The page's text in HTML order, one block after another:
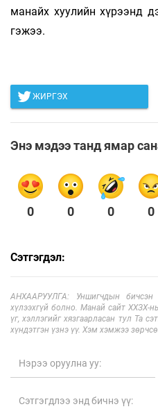
манайх хуулийн хүрээнд
гэжээ.
ЖИРГЭХ
Энэ мэдээ танд ямар
0 0 0 0
Сэтгэгдэл:
АНХААРУУЛГА: Уншигчдын бичсэн
хүлээхгүй болно. Манай сайт ХХЗХ-
үг, хэллэгийг хязгаарласан тул Та
хүндэтгэн үзнэ үү. Хэм хэмжээ